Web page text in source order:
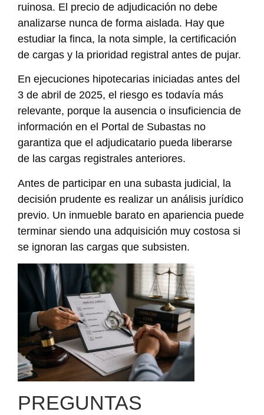
ruinosa. El precio de adjudicación no debe
analizarse nunca de forma aislada. Hay que
estudiar la finca, la nota simple, la certificación
de cargas y la prioridad registral antes de pujar.
En ejecuciones hipotecarias iniciadas antes del
3 de abril de 2025, el riesgo es todavía más
relevante, porque la ausencia o insuficiencia de
información en el Portal de Subastas no
garantiza que el adjudicatario pueda liberarse
de las cargas registrales anteriores.
Antes de participar en una subasta judicial, la
decisión prudente es realizar un análisis jurídico
previo. Un inmueble barato en apariencia puede
terminar siendo una adquisición muy costosa si
se ignoran las cargas que subsisten.
PREGUNTAS